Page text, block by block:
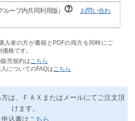
ループ内共同利用版）
お問い合わ
入者の方が書籍とPDFの両方を同時にご
格です。
売規約は こちら
についてのFAQは こちら
は、ＦＡＸまたはメールにてご注文頂
けます。
申込書はこちら